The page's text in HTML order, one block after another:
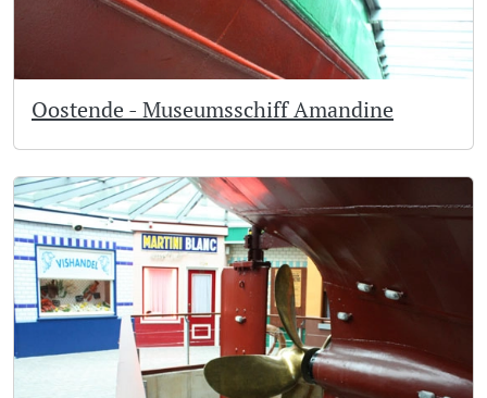
Oostende - Museumsschiff Amandine